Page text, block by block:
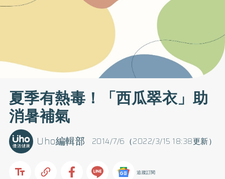
夏季有熱毒！「西瓜翠衣」助
消暑補氣
2014/7/6（2022/3/15 18:38更新）
Uho編輯部
追蹤訂閱